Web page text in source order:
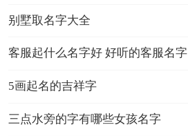
别墅取名字大全
客服起什么名字好 好听的客服名字
5画起名的吉祥字
三点水旁的字有哪些女孩名字